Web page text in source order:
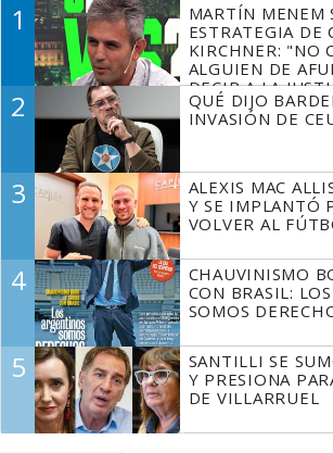
1
MARTÍN MENEM
ESTRATEGIA DE
KIRCHNER: "NO
ALGUIEN DE
DECIR A LA
TIENE QUE
2
QUÉ DIJO
INVASIÓN DE
3
ALEXIS MAC
Y SE IMPLANTÓ
VOLVER AL
4
CHAUVINISMO
CON BRASIL:
SOMOS
5
SANTILLI SE
Y PRESIONA
DE VILLARRUEL